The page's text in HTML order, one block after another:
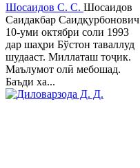
Шосаидов С. С. Шосаидов
Саидакбар Саидқурбонович
10-уми октябри соли 1993
дар шаҳри Бўстон таваллуд
шудааст. Миллаташ тоҷик.
Маълумот олӣ мебошад.
Баъди ха...